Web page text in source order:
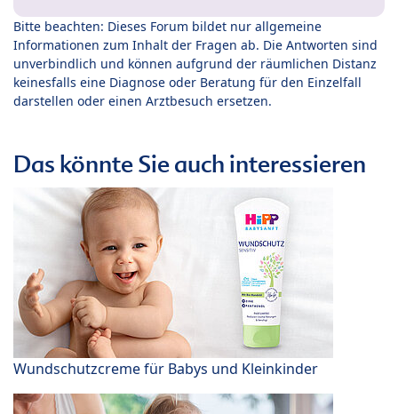
Bitte beachten: Dieses Forum bildet nur allgemeine
Informationen zum Inhalt der Fragen ab. Die Antworten sind
unverbindlich und können aufgrund der räumlichen Distanz
keinesfalls eine Diagnose oder Beratung für den Einzelfall
darstellen oder einen Arztbesuch ersetzen.
Das könnte Sie auch interessieren
Wundschutzcreme für Babys und Kleinkinder